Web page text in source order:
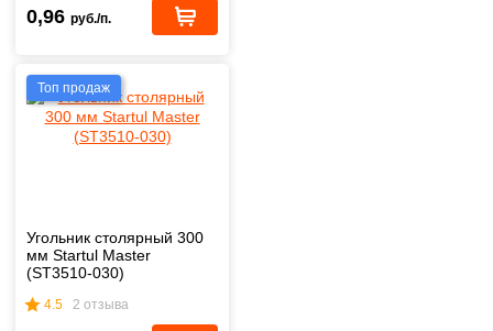
0,96 руб./п.
Топ продаж
Угольник столярный 300
мм Startul Master
(ST3510-030)
4.5 2 отзыва